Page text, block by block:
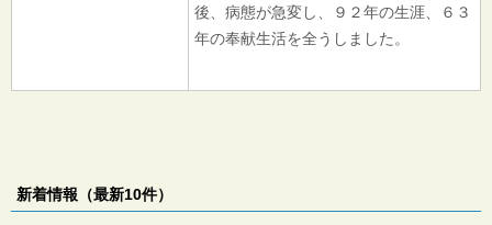
新着情報（最新10件）
後、病態が急変し、９２年の生涯、６３
年の奉献生活を全うしました。